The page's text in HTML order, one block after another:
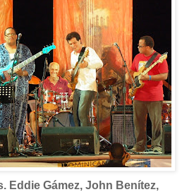
Eddie Gámez, John Benítez,